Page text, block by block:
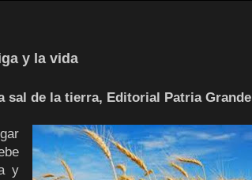
y la vida
sal de la tierra, Editorial Patria Grande
y